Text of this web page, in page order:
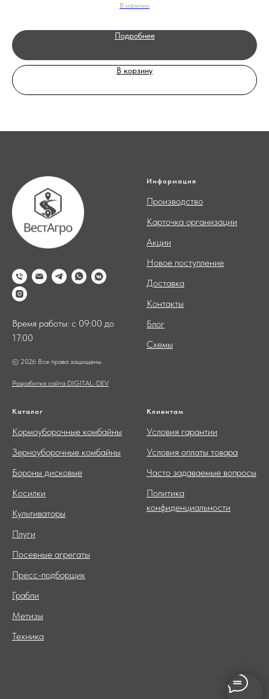
В наличии
Подробнее
В корзину
Время работы: с 09:00 до
17:00
© 2026 Все права защищены
Разработка сайта DIGITAL-DEV
Информация
Производство
Карточка организации
Акции
Новое поступление
Доставка
Контакты
Блог
Схемы
Каталог
Кормоуборочные комбайны
Зерноуборочные комбайны
Бороны дисковые
Косилки
Культиваторы
Плуги
Посевные агрегаты
Пресс-подборщик
Грабли
Метизы
Техника
Клиентам
Условия гарантии
Условия оплаты товара
Часто задаваемые вопросы
Политика
конфиденциальности